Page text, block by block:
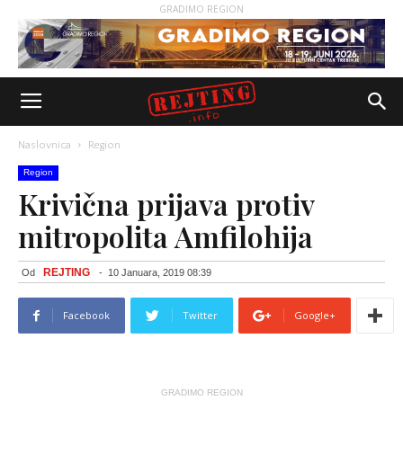
GRADIMO REGION
Naslovnica Region
Region
Krivična prijava protiv
mitropolita Amfilohija
Od REJTING - 10 Januara, 2019 08:39
Facebook Twitter Google+
GRADIMO REGION